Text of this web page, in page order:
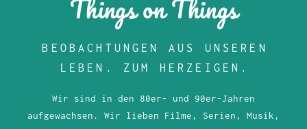
Things on Things
BEOBACHTUNGEN AUS UNSEREN
LEBEN. ZUM HERZEIGEN.
Wir sind in den 80er- und 90er-Jahren
aufgewachsen. Wir lieben Filme, Serien, Musik,